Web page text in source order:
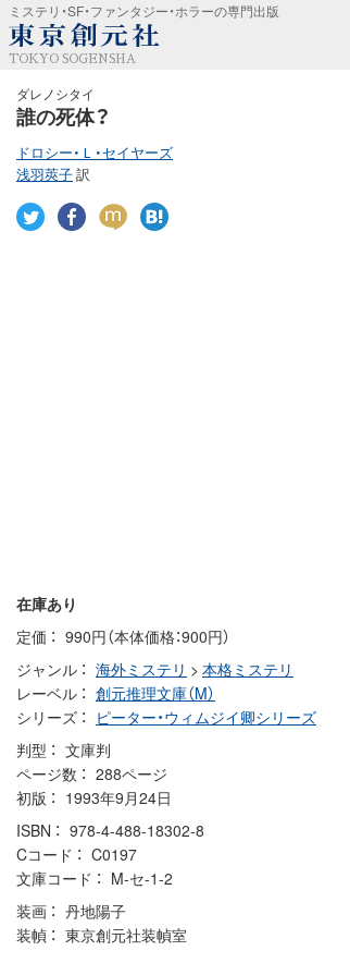
ミステリ・SF・ファンタジー・ホラーの専門出版
TOKYO SOGENSHA
ダレノシタイ
誰の死体？
ドロシー・Ｌ・セイヤーズ
浅羽莢子訳
在庫あり
定価
990円（本体価格：900円）
ジャンル
海外ミステリ > 本格ミステリ
レーベル
創元推理文庫（M）
シリーズ
ピーター・ウィムジイ卿シリーズ
判型
文庫判
ページ数
288ページ
初版
1993年9月24日
ISBN
978-4-488-18302-8
Cコード
C0197
文庫コード
M-セ-1-2
装画
丹地陽子
装幀
東京創元社装幀室